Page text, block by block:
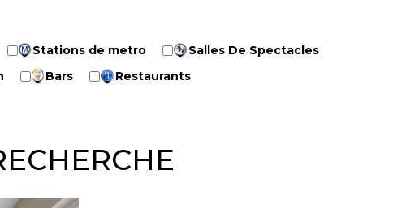
Stations de metro
Salles De Spectacles
Bars Restaurants